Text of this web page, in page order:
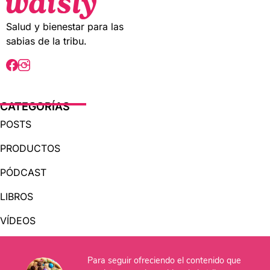
5
Salud y bienestar para las
sabias de la tribu.
CATEGORÍAS
POSTS
PRODUCTOS
PÓDCAST
LIBROS
VÍDEOS
Para seguir ofreciendo el contenido que